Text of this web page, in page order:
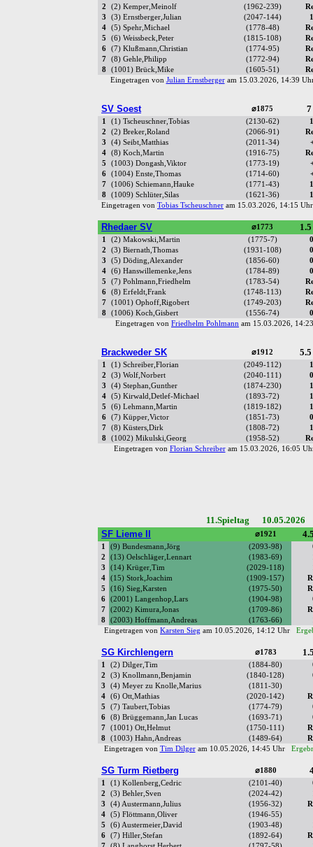
2
(2) Kemper,Meinolf (1962-239)
3
(3) Ernstberger,Julian (2047-144)
4
(5) Spehr,Michael (1778-48)
5
(6) Weissbeck,Peter (1815-108)
6
(7) Klußmann,Christian (1774-95)
7
(8) Gehle,Philipp (1772-94)
8
(1001) Brück,Mike (1605-51)
Eingetragen von Julian Ernstbergeram 15.03.2026, 14:39
SV Soest ⌀1875
1 (1) Tscheuschner,Tobias (2130-62)
2
(2) Breker,Roland (2066-91)
3
(4) Seibt,Matthias (2011-34)
4
(8) Koch,Martin (1916-75)
5
(1003) Dongash,Viktor (1773-19)
6
(1004) Enste,Thomas (1714-60)
7
(1006) Schiemann,Hauke (1771-43)
8
(1009) Schlüter,Silas (1621-36)
Eingetragen von Tobias Tscheuschner am 15.03.2026, 14:15
Rhedaer SV ⌀1773
1 (2) Makowski,Martin (1775-7)
2
(3) Biernath,Thomas (1931-108)
3
(5) Döding,Alexander (1856-60)
4
(6) Hanswillemenke,Jens (1784-89)
5
(7) Pohlmann,Friedhelm (1783-54)
6
(8) Erfeldt,Frank (1748-113)
7
(1001) Ophoff,Rigobert (1749-203)
8
(1006) Koch,Gisbert (1556-74)
Eingetragen von Friedhelm Pohlmann am 15.03.2026,
Brackweder SK ⌀1912
1 (1) Schreiber,Florian (2049-112)
2
(3) Wolf,Norbert (2040-111)
3
(4) Stephan,Gunther (1874-230)
4
(5) Kirwald,Detlef-Michael (1893-72)
5
(6) Lehmann,Martin (1819-182)
6
(7) Küpper,Victor (1851-73)
7
(8) Küsters,Dirk (1808-72)
8
(1002) Mikulski,Georg (1958-52)
Eingetragen von Florian Schreiberam 15.03.2026, 16:05
11.Spieltag
SF Lieme II
⌀1921
1 (9) Bundesmann,Jörg (2093-98)
2
(13) Oelschläger,Lennart (1983-69)
3
(14) Krüger,Tim (2029-118)
4
(15) Stork,Joachim (1909-157)
5
(16) Sieg,Karsten (1975-50)
6
(2001) Langenhop,Lars (1904-98)
7
(2002) Kimura,Jonas (1709-86)
8
(2003) Hoffmann,Andreas (1763-66)
Eingetragen von Karsten Sieg am 10.05.2026, 14:12 Uhr
SG Kirchlengern ⌀1783
1 (2) Dilger,Tim (1884-80)
2
(3) Knollmann,Benjamin (1840-128)
3
(4) Meyer zu Knolle,Marius (1811-30)
4
(6) Ott,Mathias (2020-142)
5
(7) Taubert,Tobias (1774-79)
6
(8) Brüggemann,Jan Lucas (1693-71)
7
(1001) Ott,Helmut (1750-111)
8
(1003) Hahn,Andreas (1489-64)
Eingetragen von Tim Dilgeram 10.05.2026, 14:45 Uhr
SG Turm Rietberg ⌀1880
1 (1) Kollenberg,Cedric (2101-40)
2
(3) Behler,Sven (2024-42)
3
(4) Austermann,Julius (1956-32)
4
(5) Flöttmann,Oliver (1946-55)
5
(6) Austermeier,David (1903-48)
6
(7) Hiller,Stefan (1892-64)